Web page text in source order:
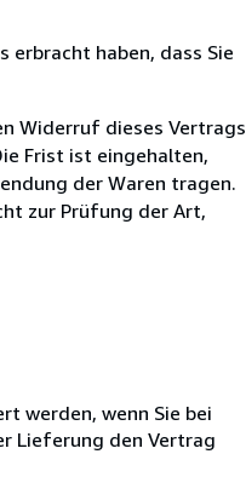
erbracht haben, dass Sie
Widerruf dieses Vertrags
Frist ist eingehalten,
der Waren tragen.
zur Prüfung der Art,
werden, wenn Sie bei
Lieferung den Vertrag